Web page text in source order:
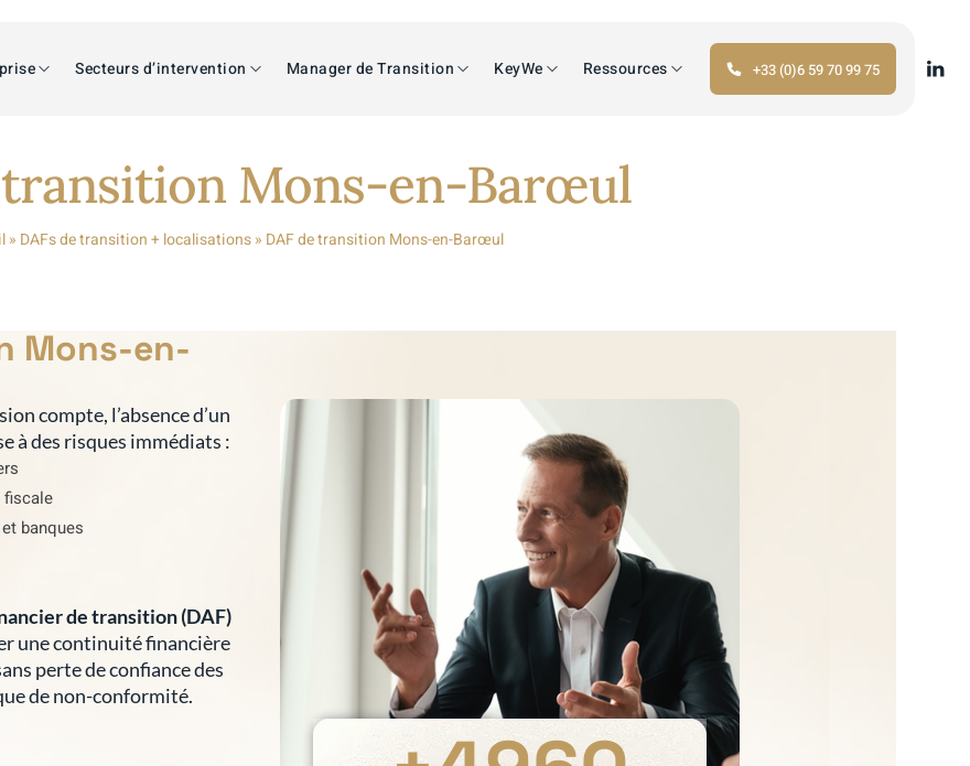
Secteurs d’intervention Manager de Transition KeyWe Ressources +33 (0)6 59 70 99 75
transition Mons-en-Barœul
» DAFs de transition + localisations» DAF de transition Mons-en-Barœul
Mons-en-
compte, l’absence d’un
à des risques immédiats :
fiscale
banques
de transition (DAF)
une continuité financière
perte de confiance des
de non-conformité.